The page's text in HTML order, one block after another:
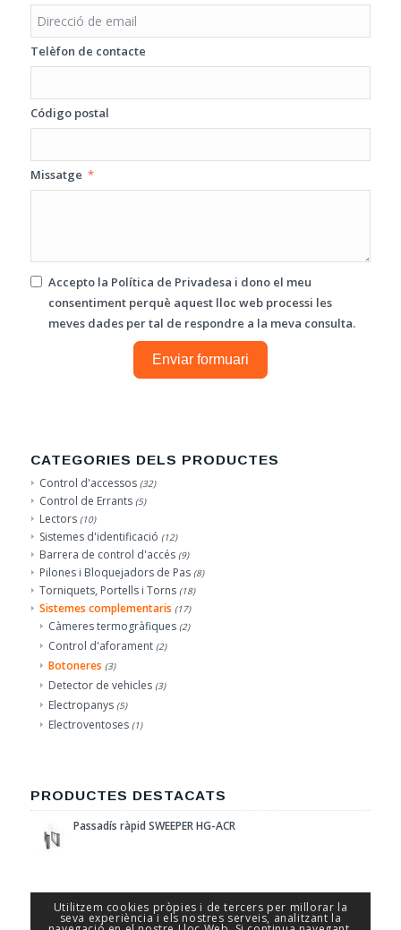
Telèfon de contacte
Código postal
Missatge
Accepto la Política de Privadesa i dono el meu
consentiment perquè aquest lloc web processi les
meves dades per tal de respondre a la meva consulta.
Enviar formuari
CATEGORIES DELS PRODUCTES
Control d'accessos (32)
Control de Errants (5)
Lectors (10)
Sistemes d'identificació (12)
Barrera de control d'accés (9)
Pilones i Bloquejadors de Pas (8)
Torniquets, Portells i Torns (18)
Sistemes complementaris (17)
Càmeres termogràfiques (2)
Control d'aforament (2)
Botoneres (3)
Detector de vehicles (3)
Electropanys (5)
Electroventoses (1)
PRODUCTES DESTACATS
Passadís ràpid SWEEPER HG-ACR
Utilitzem cookies pròpies i de tercers per millorar la
seva experiència i els nostres serveis, analitzant la